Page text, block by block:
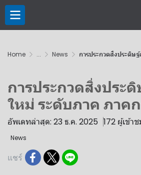
Home ... News การประกวดสิ่งประดิษฐ์
การประกวดสิ่งประ
ใหม่ ระดับภาค ภาค
อัพเดทล่าสุด: 23 ธ.ค. 2025 172 ผู้เข้า
News
แชร์